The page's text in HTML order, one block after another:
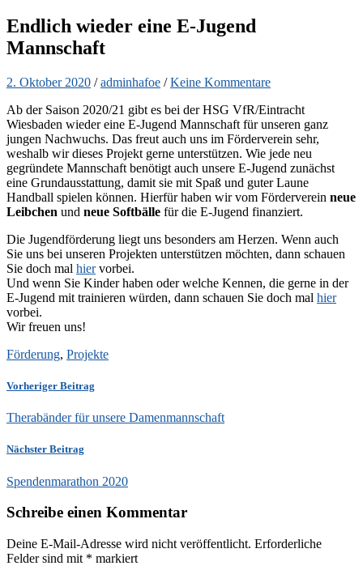
Endlich wieder eine E-Jugend
Mannschaft
2. Oktober 2020 /adminhafoe /Keine Kommentare
Ab der Saison 2020/21 gibt es bei der HSG VfR/Eintracht
Wiesbaden wieder eine E-Jugend Mannschaft für unseren ganz
jungen Nachwuchs. Das freut auch uns im Förderverein sehr,
weshalb wir dieses Projekt gerne unterstützen. Wie jede neu
gegründete Mannschaft benötigt auch unsere E-Jugend zunächst
eine Grundausstattung, damit sie mit Spaß und guter Laune
Handball spielen können. Hierfür haben wir vom Förderverein neue
Leibchen und neue Softbälle für die E-Jugend finanziert.
Die Jugendförderung liegt uns besonders am Herzen. Wenn auch
Sie uns bei unseren Projekten unterstützen möchten, dann schauen
Sie doch mal hiervorbei.
Und wenn Sie Kinder haben oder welche Kennen, die gerne in der
E-Jugend mit trainieren würden, dann schauen Sie doch mal hier
vorbei.
Wir freuen uns!
Förderung, Projekte
Vorheriger Beitrag
Therabänder für unsere Damenmannschaft
Nächster Beitrag
Spendenmarathon 2020
Schreibe einen Kommentar
Deine E-Mail-Adresse wird nicht veröffentlicht. Erforderliche
Felder sind mit * markiert